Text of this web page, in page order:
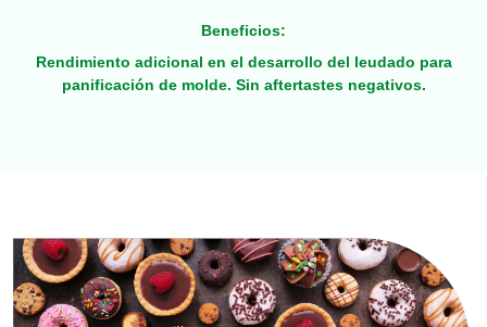
Beneficios:
Rendimiento adicional en el desarrollo del leudado para
panificación de molde. Sin aftertastes negativos.